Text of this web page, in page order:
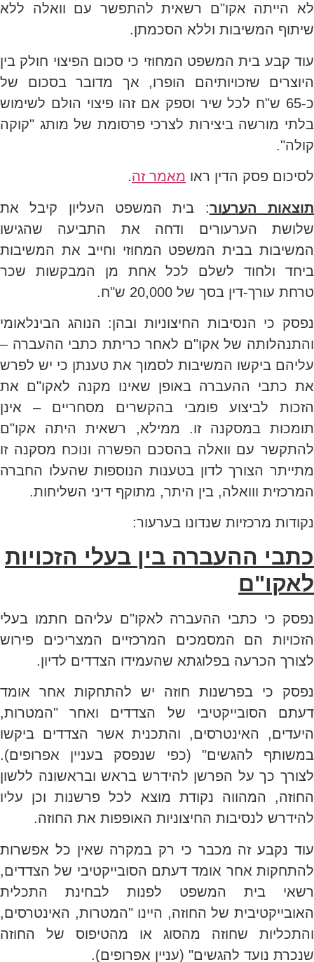
לא הייתה אקו"ם רשאית להתפשר עם וואלה ללא
שיתוף המשיבות וללא הסכמתן.
עוד קבע בית המשפט המחוזי כי סכום הפיצוי חולק בין
היוצרים שזכויותיהם הופרו, אך מדובר בסכום של
כ-65 ש"ח לכל שיר וספק אם זהו פיצוי הולם לשימוש
בלתי מורשה ביצירות לצרכי פרסומת של מותג "קוקה
קולה".
לסיכום פסק הדין ראו מאמר זה.
תוצאות הערעור: בית המשפט העליון קיבל את
שלושת הערעורים ודחה את התביעה שהגישו
המשיבות בבית המשפט המחוזי וחייב את המשיבות
ביחד ולחוד לשלם לכל אחת מן המבקשות שכר
טרחת עורך-דין בסך של 20,000 ש"ח.
נפסק כי הנסיבות החיצוניות ובהן: הנוהג הבינלאומי
והתנהלותה של אקו"ם לאחר כריתת כתבי ההעברה –
עליהם ביקשו המשיבות לסמוך את טענתן כי יש לפרש
את כתבי ההעברה באופן שאינו מקנה לאקו"ם את
הזכות לביצוע פומבי בהקשרים מסחריים – אינן
תומכות במסקנה זו. ממילא, רשאית היתה אקו"ם
להתקשר עם וואלה בהסכם הפשרה ונוכח מסקנה זו
מתייתר הצורך לדון בטענות הנוספות שהעלו החברה
המרכזית ווואלה, בין היתר, מתוקף דיני השליחות.
נקודות מרכזיות שנדונו בערעור:
כתבי ההעברה בין בעלי הזכויות
לאקו"ם
נפסק כי כתבי ההעברה לאקו"ם עליהם חתמו בעלי
הזכויות הם המסמכים המרכזיים המצריכים פירוש
לצורך הכרעה בפלוגתא שהעמידו הצדדים לדיון.
נפסק כי בפרשנות חוזה יש להתחקות אחר אומד
דעתם הסובייקטיבי של הצדדים ואחר "המטרות,
היעדים, האינטרסים, והתכנית אשר הצדדים ביקשו
במשותף להגשים" (כפי שנפסק בעניין אפרופים).
לצורך כך על הפרשן להידרש בראש ובראשונה ללשון
החוזה, המהווה נקודת מוצא לכל פרשנות וכן עליו
להידרש לנסיבות החיצוניות האופפות את החוזה.
עוד נקבע זה מכבר כי רק במקרה שאין כל אפשרות
להתחקות אחר אומד דעתם הסובייקטיבי של הצדדים,
רשאי בית המשפט לפנות לבחינת התכלית
האובייקטיבית של החוזה, היינו "המטרות, האינטרסים,
והתכליות שחוזה מהסוג או מהטיפוס של החוזה
שנכרת נועד להגשים" (עניין אפרופים).